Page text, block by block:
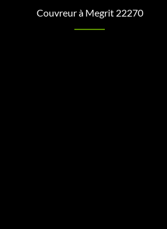
Couvreur à Megrit 22270